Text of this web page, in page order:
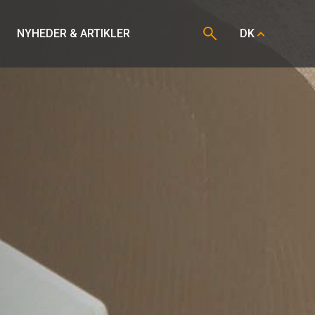
NYHEDER & ARTIKLER DK